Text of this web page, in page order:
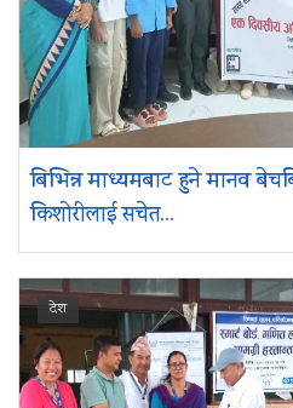
बिभिन्न माध्यमबाट हुने मानव
किशोरीलाई सचेत...
देश